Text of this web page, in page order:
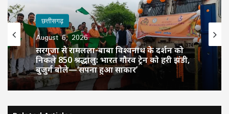
छत्तीसगढ़
August 6, 2026
छत्तीसगढ़
August 6, 2026
CM साय की हाईलेवल समीक्षा: CM हेल्पलाइन,
सेवा सेतु और एग्रीस्टैक पर फोकस, लापरवाही
करने वाले अफसरों को चेतावनी